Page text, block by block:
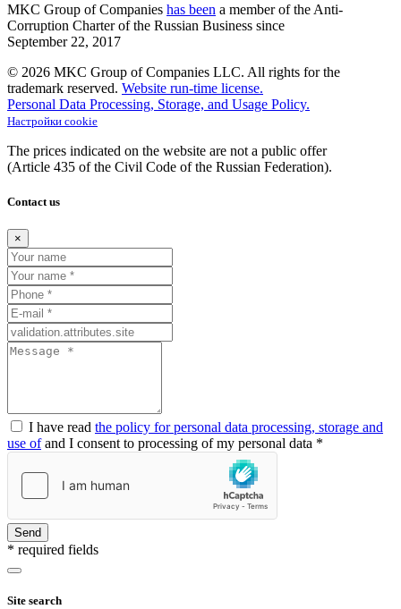
MKC Group of Companies has been a member of the Anti-
Corruption Charter of the Russian Business since
September 22, 2017
© 2026 MKC Group of Companies LLC. All rights for the
trademark reserved. Website run-time license.
Personal Data Processing, Storage, and Usage Policy.
Настройки cookie
The prices indicated on the website are not a public offer
(Article 435 of the Civil Code of the Russian Federation).
Contact us
×
I have read the policy for personal data processing, storage and
use ofand I consent to processing of my personal data *
Send
* required fields
Site search